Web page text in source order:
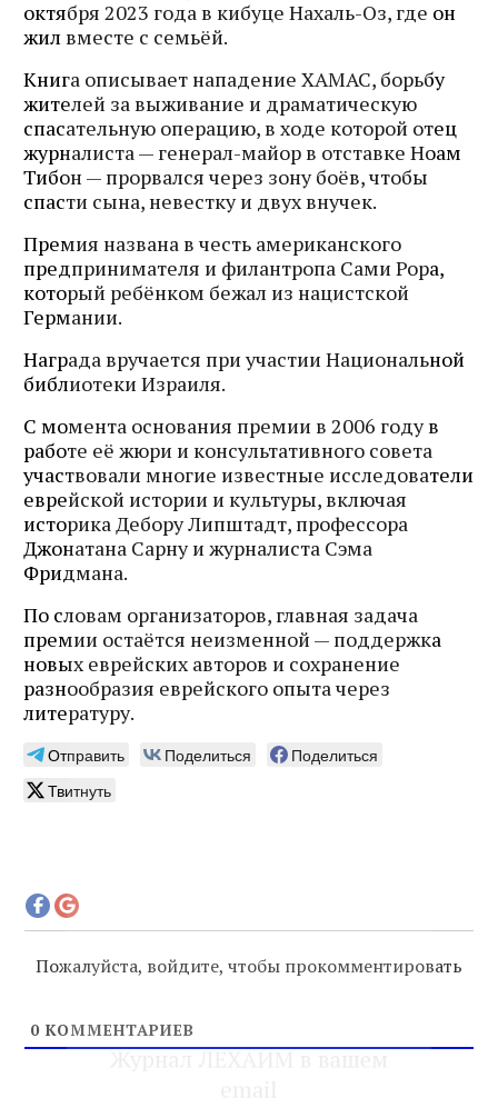
октября 2023 года в кибуце Нахаль-Оз, где он
жил вместе с семьёй.
Книга описывает нападение ХАМАС, борьбу
жителей за выживание и драматическую
спасательную операцию, в ходе которой отец
журналиста — генерал-майор в отставке Ноам
Тибон — прорвался через зону боёв, чтобы
спасти сына, невестку и двух внучек.
Премия названа в честь американского
предпринимателя и филантропа Сами Рора,
который ребёнком бежал из нацистской
Германии.
Награда вручается при участии Национальной
библиотеки Израиля.
С момента основания премии в 2006 году в
работе её жюри и консультативного совета
участвовали многие известные исследователи
еврейской истории и культуры, включая
историка Дебору Липштадт, профессора
Джонатана Сарну и журналиста Сэма
Фридмана.
По словам организаторов, главная задача
премии остаётся неизменной — поддержка
новых еврейских авторов и сохранение
разнообразия еврейского опыта через
литературу.
Отправить Поделиться
Поделиться
Твитнуть
Пожалуйста, войдите, чтобы прокомментировать
0 КОММЕНТАРИЕВ
Журнал ЛЕХАИМ в вашем